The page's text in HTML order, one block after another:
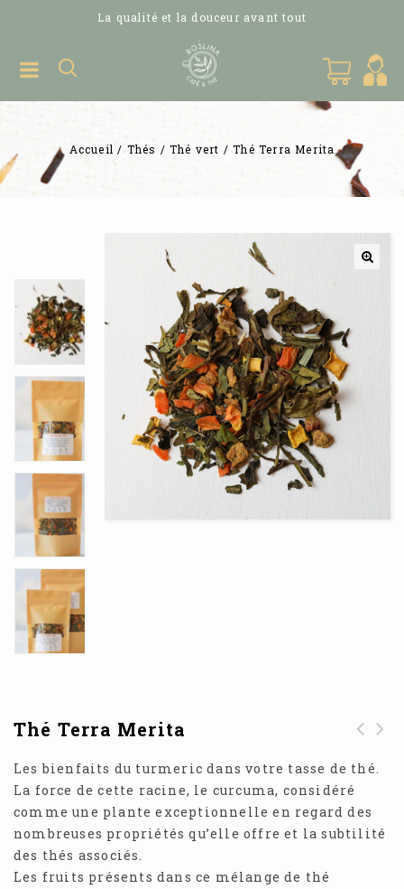
La qualité et la douceur avant tout
Accueil / Thés / Thé vert /Thé Terra Merita
Thé Terra Merita
Les bienfaits du turmeric dans votre tasse de thé.
La force de cette racine, le curcuma, considéré
comme une plante exceptionnelle en regard des
nombreuses propriétés qu’elle offre et la subtilité
des thés associés.
Les fruits présents dans ce mélange de thé